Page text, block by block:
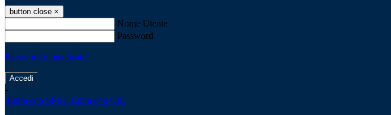
button close ×
Nome Utente
Password
Password dimenticata?
-
Entra con SPID Entra con CIE